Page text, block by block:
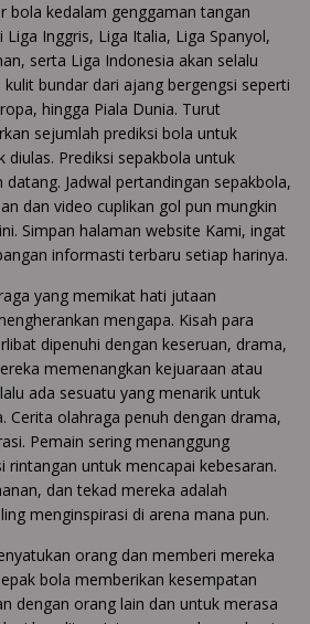
bola kedalam genggaman tangan
Inggris, Liga Italia, Liga Spanyol,
serta Liga Indonesia akan selalu
bundar dari ajang bergengsi seperti
hingga Piala Dunia. Turut
sejumlah prediksi bola untuk
diulas. Prediksi sepakbola untuk
Jadwal pertandingan sepakbola,
dan video cuplikan gol pun mungkin
Simpan halaman website Kami, ingat
informasti terbaru setiap harinya.
yang memikat hati jutaan
mengapa. Kisah para
dipenuhi dengan keseruan, drama,
memenangkan kejuaraan atau
ada sesuatu yang menarik untuk
Cerita olahraga penuh dengan drama,
Pemain sering menanggung
rintangan untuk mencapai kebesaran.
dan tekad mereka adalah
menginspirasi di arena mana pun.
orang dan memberi mereka
bola memberikan kesempatan
dengan orang lain dan untuk merasa